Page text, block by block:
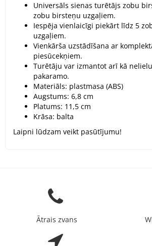
Universāls sienas turētājs zobu
zobu birsteņu uzgaļiem.
Iespēja vienlaicīgi piekārt līdz 5
uzgaļiem.
Vienkārša uzstādīšana ar
piesūcekņiem.
Turētāju var izmantot arī kā
pakaramo.
Materiāls: plastmasa (ABS)
Augstums: 6,8 cm
Platums: 11,5 cm
Krāsa: balta
Laipni lūdzam veikt pasūtījumu!
Ātrais zvans